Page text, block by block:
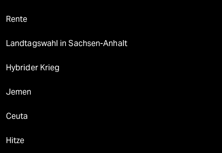
Rente
Landtagswahl in Sachsen-Anhalt
Hybrider Krieg
Jemen
Ceuta
Hitze